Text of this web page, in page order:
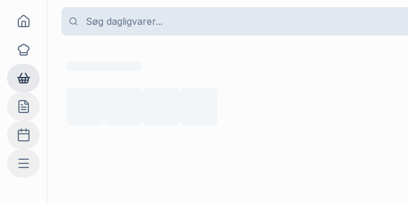
Goma
Opskrifter
Dagligvarer
Indkøbslisten
Madplan
Mere